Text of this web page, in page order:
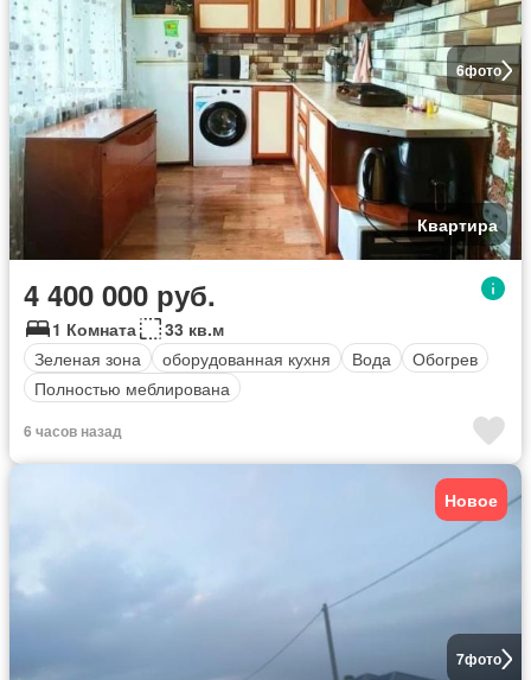
6фото
Квартира
4 400 000 руб.
1 Комната
33 кв.м
Зеленая зона
оборудованная кухня Вода
Обогрев
Полностью меблирована
6 часов назад
7фото
Новое